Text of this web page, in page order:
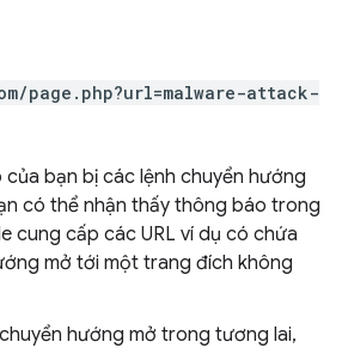
page.php?url=malware-attack-
của bạn bị các lệnh chuyển hướng
có thể nhận thấy thông báo trong
cung cấp các URL ví dụ có chứa
mở tới một trang đích không
hướng mở trong tương lai,